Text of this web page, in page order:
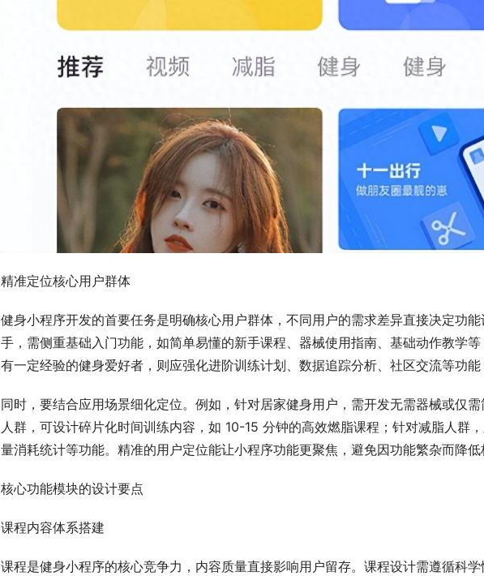
精准定位核心用户群体
健身小程序开发的首要任务是明确核心用户群体，不同用户的需求差异直接决定功
手，需侧重基础入门功能，如简单易懂的新手课程、器械使用指南、基础动作教学
有一定经验的健身爱好者，则应强化进阶训练计划、数据追踪分析、社区交流等功能
同时，要结合应用场景细化定位。例如，针对居家健身用户，需开发无需器械或仅
人群，可设计碎片化时间训练内容，如 10-15 分钟的高效燃脂课程；针对减脂人群
量消耗统计等功能。精准的用户定位能让小程序功能更聚焦，避免因功能繁杂而降低
核心功能模块的设计要点
课程内容体系搭建
课程是健身小程序的核心竞争力，内容质量直接影响用户留存。课程设计需遵循科